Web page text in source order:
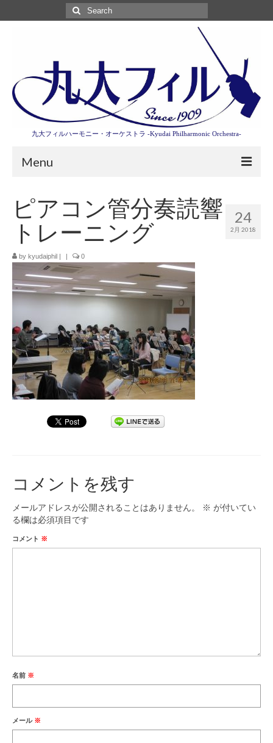
Search
for:
九大フィルハーモニー・オーケストラ -Kyudai Philharmonic Orchestra-
Menu
第3回東京特別演奏会特設ページ
演奏会情報
卒業記念演奏会2027
九大フィルとは
九大フィルの歴史
ご寄付のお願い
演奏会の歴史
出張演奏
九大フィル特集ページ
団員専用ページ
24
2月 2018
ピアコン管分奏読響
トレーニング
by kyudaiphil 0
コメントを残す
メールアドレスが公開されることはありません。 ※ が付いてい
る欄は必須項目です
コメント ※
名前 ※
メール ※